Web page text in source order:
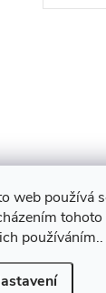
web používá
Upravit